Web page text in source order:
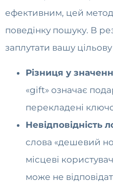
ефективним, цей
поведінку пошуку. В
заплутати вашу
Різниця у
«gift» означає
перекладені
Невідповідність
слова «дешевий
місцеві
може не